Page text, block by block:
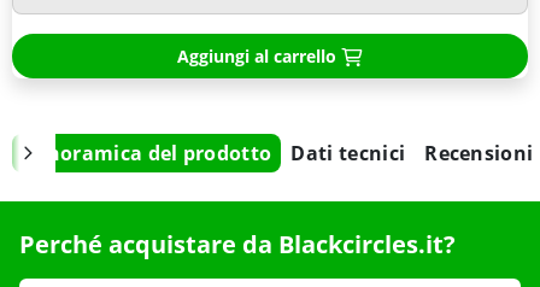
Aggiungi al carrello
Panoramica del prodotto Dati tecnici Recensioni
Perché acquistare da Blackcircles.it?